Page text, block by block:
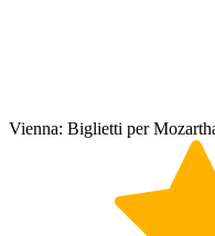
Vienna: Biglietti per